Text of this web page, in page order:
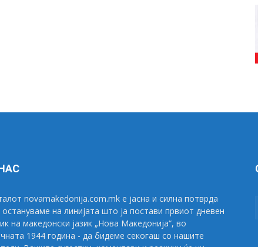
novamakedonija.com.mk е јасна и силна потврда
остануваме на линијата што ја постави првиот дневен
на македонски јазик „Нова Македонија“, во
1944 година - да бидеме секогаш со нашите